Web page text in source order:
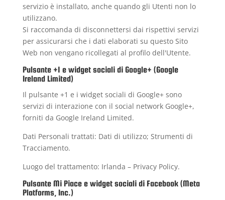
servizio è installato, anche quando gli Utenti non lo
utilizzano.
Si raccomanda di disconnettersi dai rispettivi servizi
per assicurarsi che i dati elaborati su questo Sito
Web non vengano ricollegati al profilo dell'Utente.
Pulsante +1 e widget sociali di Google+ (Google
Ireland Limited)
Il pulsante +1 e i widget sociali di Google+ sono
servizi di interazione con il social network Google+,
forniti da Google Ireland Limited.
Dati Personali trattati: Dati di utilizzo; Strumenti di
Tracciamento.
Luogo del trattamento: Irlanda – Privacy Policy.
Pulsante Mi Piace e widget sociali di Facebook (Meta
Platforms, Inc.)